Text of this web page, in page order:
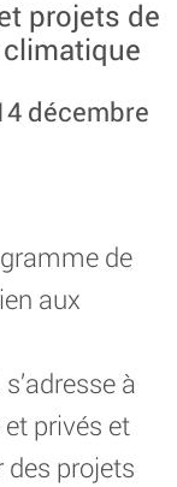
projets de
décembre
de
aux
à
privés et
projets